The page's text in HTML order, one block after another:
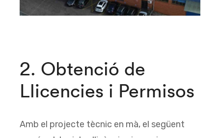
2. Obtenció de
Llicencies i Permisos
Amb el projecte tècnic en mà, el següent